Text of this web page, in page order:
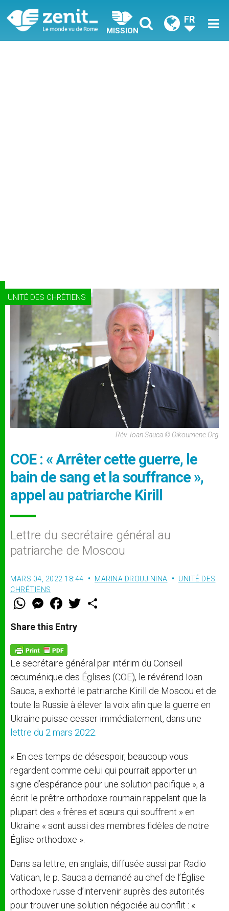
MISSION
FR
UNITÉ DES CHRÉTIENS
Rév. Ioan Sauca © Oikoumene.org
COE : « Arrêter cette guerre, le
bain de sang et la souffrance »,
appel au patriarche Kirill
Lettre du secrétaire général au
patriarche de Moscou
MARS 04, 2022 18:44 MARINA DROUJININA
UNITÉ DES
CHRÉTIENS
W
t
s
p
p
M
e
s
e
g
e
r
F
a
e
b
o
k
w
Share this Entry
Le secrétaire général par intérim du Conseil
œcuménique des Églises (COE), le révérend Ioan
Sauca, a exhorté le patriarche Kirill de Moscou et de
toute la Russie à élever la voix afin que la guerre en
Ukraine puisse cesser immédiatement, dans une
lettre du 2 mars 2022.
« En ces temps de désespoir, beaucoup vous
regardent comme celui qui pourrait apporter un
signe d’espérance pour une solution pacifique », a
écrit le prêtre orthodoxe roumain rappelant que la
plupart des « frères et sœurs qui souffrent » en
Ukraine « sont aussi des membres fidèles de notre
Église orthodoxe ».
Dans sa lettre, en anglais, diffusée aussi par Radio
Vatican, le p. Sauca a demandé au chef de l’Église
orthodoxe russe d’intervenir auprès des autorités
pour trouver une solution négociée au conflit : «